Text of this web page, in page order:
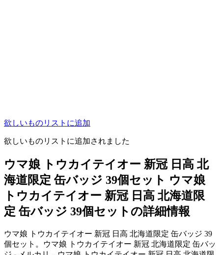
欲しいものリストに追加
欲しいものリストに追加されました
ウマ娘 トウカイテイオー 新冠 日高 北
海道限定 缶バッジ 39個セット ウマ娘
トウカイテイオー 新冠 日高 北海道限
定 缶バッジ 39個セットの詳細情報
ウマ娘 トウカイテイオー 新冠 日高 北海道限定 缶バッジ 39
個セット。ウマ娘 トウカイテイオー 新冠 北海道限定 缶バッ